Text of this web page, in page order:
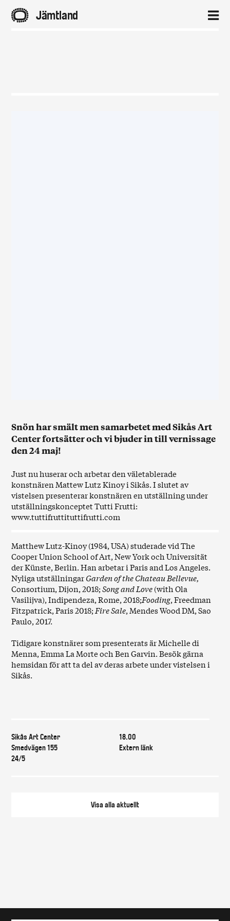
Sikås Art Center
Smedvägen 155
24/5
18.00
Extern länk
Visa allaaktuellt
Snön har smält men samarbetet med Sikås Art
Center fortsätter och vi bjuder in till vernissage
den 24 maj!
Just nu huserar och arbetar den väletablerade
konstnären Mattew Lutz Kinoy i Sikås. I slutet av
vistelsen presenterar konstnären en utställning under
utställningskonceptet Tutti Frutti:
www.tuttifruttituttifrutti.com
Matthew Lutz-Kinoy (1984, USA) studerade vid The
Cooper Union School of Art, New York och Universität
der Künste, Berlin. Han arbetar i Paris and Los Angeles.
Nyliga utställningarGarden of the Chateau Bellevue,
Consortium, Dijon, 2018;Song and Love(with Ola
Vasilijva), Indipendeza, Rome, 2018;Fooding, Freedman
Fitzpatrick, Paris 2018; Fire Sale, Mendes Wood DM, Sao
Paulo, 2017.
Tidigare konstnärer som presenterats är Michelle di
Menna, Emma La Morte och Ben Garvin. Besök gärna
hemsidan för att ta del av deras arbete under vistelsen i
Sikås.
A Jämtland 2